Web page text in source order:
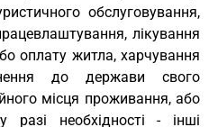
обслуговування,
лікування
оплату житла, харчування
до держави свого
місця проживання, або
необхідності - інші